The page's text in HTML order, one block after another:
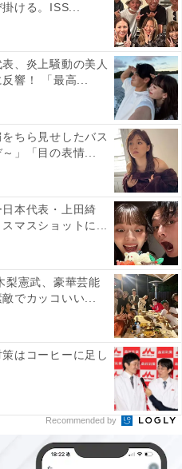
ける。ISS...
、炎上騒動の美人
響！ 「最高...
ちら見せしたバス
」「目の表情...
日本代表・上田綺
マスショットに...
梨憲武、豪華芸能
でカッコいい...
はコーヒーに足し
Recommended by